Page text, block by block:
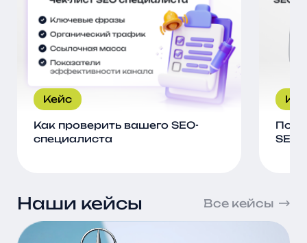
Кейс
Как проверить вашего SEO-
специалиста
SEO
Наши кейсы Все кейсы